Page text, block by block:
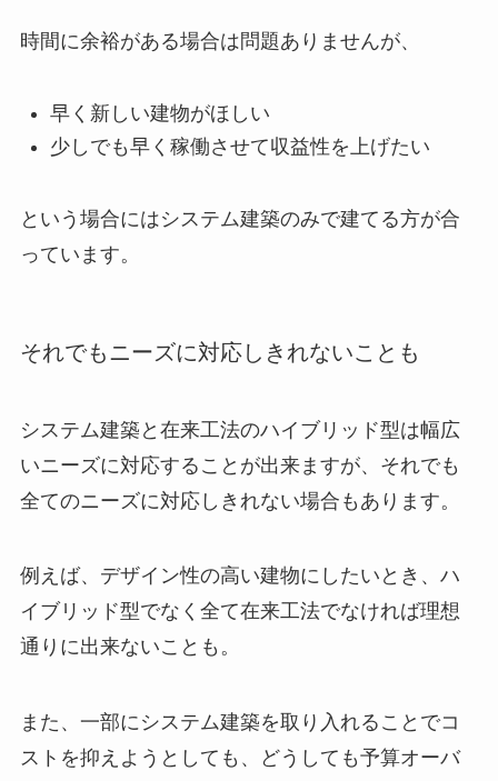
時間に余裕がある場合は問題ありませんが、
早く新しい建物がほしい
少しでも早く稼働させて収益性を上げたい
という場合にはシステム建築のみで建てる方が合
っています。
それでもニーズに対応しきれないことも
システム建築と在来工法のハイブリッド型は幅広
いニーズに対応することが出来ますが、それでも
全てのニーズに対応しきれない場合もあります。
例えば、デザイン性の高い建物にしたいとき、ハ
イブリッド型でなく全て在来工法でなければ理想
通りに出来ないことも。
また、一部にシステム建築を取り入れることでコ
ストを抑えようとしても、どうしても予算オーバ